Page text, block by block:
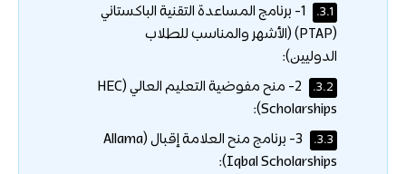
3.1.
1- برنامج المساعدة التقنية الباكستاني
(PTAP) (الأشهر والمناسب للطلاب
الدوليين):
3.2.
2- منح مفوضية التعليم العالي (HEC
Scholarships):
3.3.
3- برنامج منح العلامة إقبال (Allama
Iqbal Scholarships):